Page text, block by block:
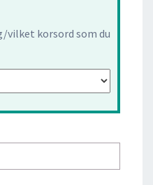
vilket korsord som du